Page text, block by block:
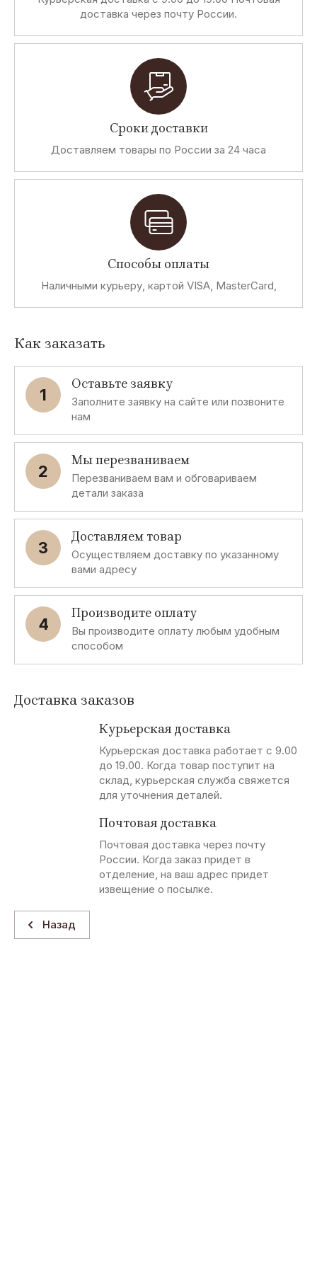
доставка через почту России.
Сроки доставки
Доставляем товары по России за 24 часа
Способы оплаты
Наличными курьеру, картой VISA, MasterCard,
Как заказать
1
Оставьте заявку
Заполните заявку на сайте или позвоните
нам
2
Мы перезваниваем
Перезваниваем вам и обговариваем
детали заказа
3
Доставляем товар
Осуществляем доставку по указанному
вами адресу
4
Производите оплату
Вы производите оплату любым удобным
способом
Доставка заказов
Курьерская доставка
Курьерская доставка работает с 9.00
до 19.00. Когда товар поступит на
склад, курьерская служба свяжется
для уточнения деталей.
Почтовая доставка
Почтовая доставка через почту
России. Когда заказ придет в
отделение, на ваш адрес придет
извещение о посылке.
Назад